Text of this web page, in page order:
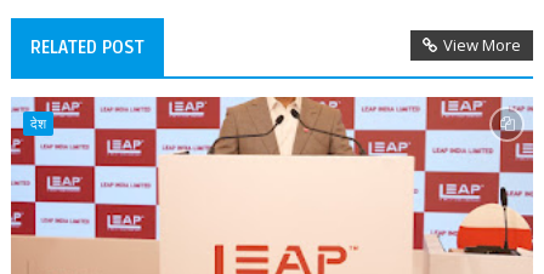
RELATED POST View More
देश